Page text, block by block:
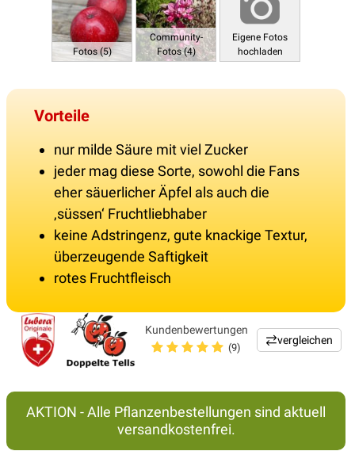
Fotos (5)
Community-
Fotos (4)
Eigene Fotos
hochladen
Vorteile
nur milde Säure mit viel Zucker
jeder mag diese Sorte, sowohl die Fans
eher säuerlicher Äpfel als auch die
‚süssen‘ Fruchtliebhaber
keine Adstringenz, gute knackige Textur,
überzeugende Saftigkeit
rotes Fruchtfleisch
Kundenbewertungen
(9)
vergleichen
AKTION - Alle Pflanzenbestellungen sind aktuell
versandkostenfrei.